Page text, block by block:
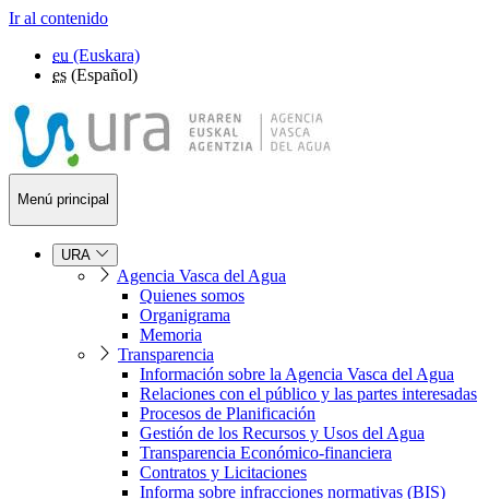
Ir al contenido
eu (Euskara)
es (Español)
Menú principal
URA
Agencia Vasca del Agua
Quienes somos
Organigrama
Memoria
Transparencia
Información sobre la Agencia Vasca del Agua
Relaciones con el público y las partes interesadas
Procesos de Planificación
Gestión de los Recursos y Usos del Agua
Transparencia Económico-financiera
Contratos y Licitaciones
Informa sobre infracciones normativas (BIS)